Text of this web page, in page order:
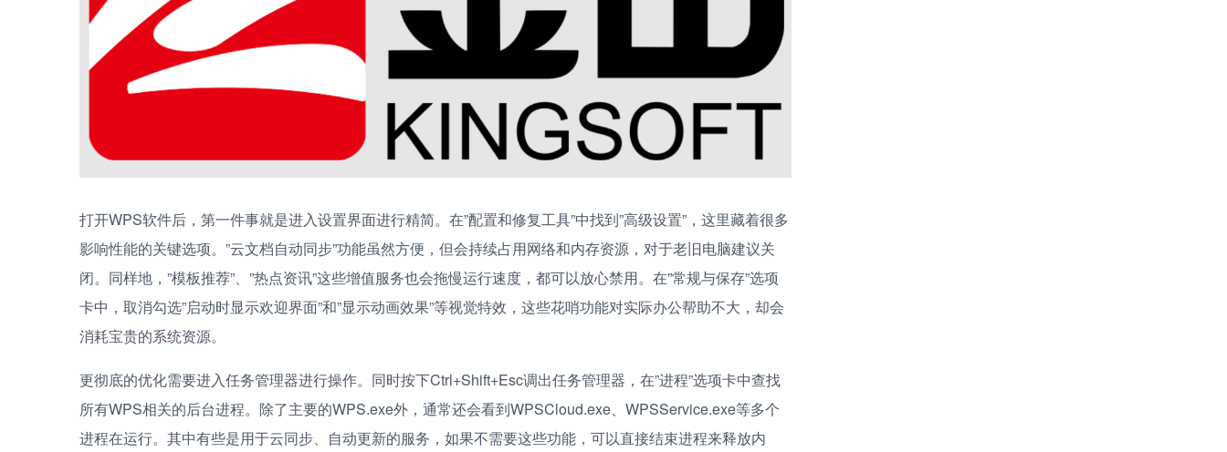
打开WPS软件后，第一件事就是进入设置界面进行精简。在”配置和修复工具”中找到”高级设置”，这里藏着很多
影响性能的关键选项。”云文档自动同步”功能虽然方便，但会持续占用网络和内存资源，对于老旧电脑建议关
闭。同样地，”模板推荐”、”热点资讯”这些增值服务也会拖慢运行速度，都可以放心禁用。在”常规与保存”选项
卡中，取消勾选”启动时显示欢迎界面”和”显示动画效果”等视觉特效，这些花哨功能对实际办公帮助不大，却会
消耗宝贵的系统资源。
更彻底的优化需要进入任务管理器进行操作。同时按下Ctrl+Shift+Esc调出任务管理器，在”进程”选项卡中查找
所有WPS相关的后台进程。除了主要的WPS.exe外，通常还会看到WPSCloud.exe、WPSService.exe等多个
进程在运行。其中有些是用于云同步、自动更新的服务，如果不需要这些功能，可以直接结束进程来释放内